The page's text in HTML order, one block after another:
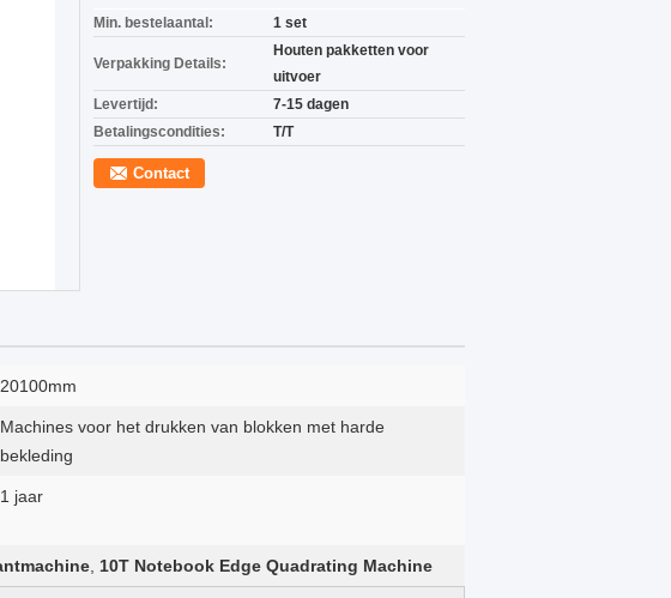
Min. bestelaantal: 1 set
Verpakking Details:
Houten pakketten voor
uitvoer
Levertijd:
7-15 dagen
Betalingscondities:
T/T
Contact
20100mm
Machines voor het drukken van blokken met harde
bekleding
1 jaar
10T Notebook Edge Quadrating Machine